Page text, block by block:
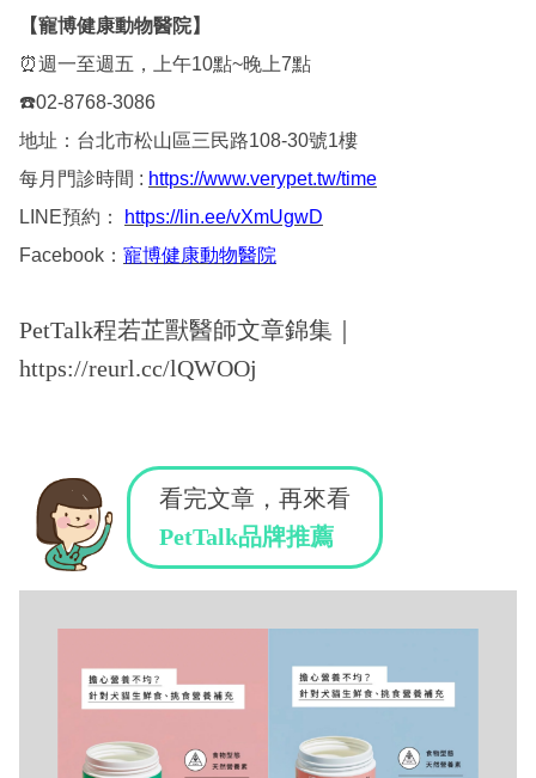
【寵博健康動物醫院】
⏰週一至週五，上午10點~晚上7點
☎️02-8768-3086
地址：台北市松山區三民路108-30號1樓
每月門診時間 : https://www.verypet.tw/time
LINE預約：
https://lin.ee/vXmUgwD
Facebook： 寵博健康動物醫院
PetTalk程若芷獸醫師文章錦集｜
https://reurl.cc/lQWOOj
看完文章，再來看
PetTalk品牌推薦